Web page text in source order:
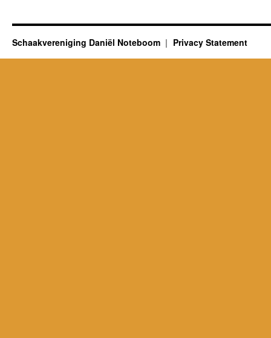
Schaakvereniging Daniël Noteboom Privacy Statement